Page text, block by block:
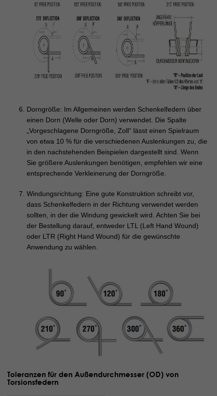
Dorngröße: Im Allgemeinen werden Schenkelfedern über
einen Dorn (Welle oder Dorn) verwendet. Die Spalte
„Vorgeschlagene Dorngröße, Zoll“ lässt einen Spielraum
von etwa 10 % für die verschiedenen Auslenkungen zu, die
in den nachstehenden Beispielen dargestellt sind. Wenn
Sie größere Auslenkungen benötigen, empfehlen wir eine
entsprechende Verkleinerung der Dorngröße.
Windungsrichtung: Eine gute Konstruktion schreibt vor,
dass Schenkelfedern in der Richtung verwendet werden
sollten, in der die Windung gewickelt wird. Achten Sie bei
der Bestellung darauf, entweder LTL (Left Hand Wound)
oder LTR (Right Hand Wound) für die gewünschte
Anwendung zu wählen.
Toleranzen für den Außendurchmesser (OD) von
Torsionsfedern